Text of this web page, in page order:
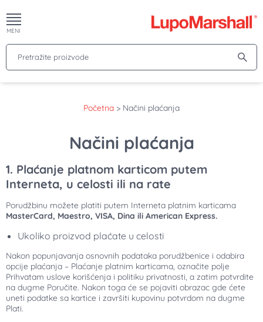
MENI
Pretražite proizvode
Početna > Načini plaćanja
Načini plaćanja
1. Plaćanje platnom karticom putem
Interneta, u celosti ili na rate
Porudžbinu možete platiti putem Interneta platnim karticama
MasterCard, Maestro, VISA, Dina ili American Express.
Ukoliko proizvod plaćate u celosti
Nakon popunjavanja osnovnih podataka porudžbenice i odabira
opcije plaćanja – Plaćanje platnim karticama, označite polje
Prihvatam uslove korišćenja i politiku privatnosti, a zatim potvrdite
na dugme Poručite. Nakon toga će se pojaviti obrazac gde ćete
uneti podatke sa kartice i završiti kupovinu potvrdom na dugme
Plati.